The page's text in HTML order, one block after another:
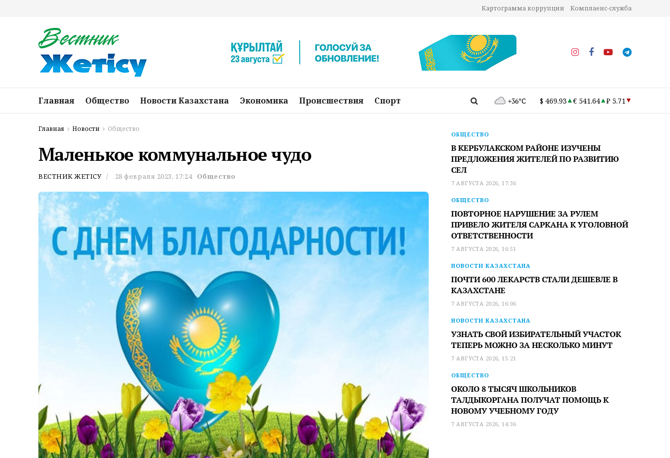
Картограмма коррупции Комплаенс-служба
Главная Общество Новости Казахстана Экономика Происшествия Спорт +36°C $ 469.93 € 541.64 ₽ 5.71
Главная Новости Общество
Маленькое коммунальное чудо
ВЕСТНИК ЖЕТІСУ 28 февраля 2023, 17:24 Общество
ОБЩЕСТВО
В КЕРБУЛАКСКОМ РАЙОНЕ ИЗУЧЕНЫ
ПРЕДЛОЖЕНИЯ ЖИТЕЛЕЙ ПО РАЗВИТИЮ
СЕЛ
7 АВГУСТА 2026, 17:36
ОБЩЕСТВО
ПОВТОРНОЕ НАРУШЕНИЕ ЗА РУЛЕМ
ПРИВЕЛО ЖИТЕЛЯ САРКАНА К УГОЛОВНОЙ
ОТВЕТСТВЕННОСТИ
7 АВГУСТА 2026, 16:51
НОВОСТИ КАЗАХСТАНА
ПОЧТИ 600 ЛЕКАРСТВ СТАЛИ ДЕШЕВЛЕ В
КАЗАХСТАНЕ
7 АВГУСТА 2026, 16:06
НОВОСТИ КАЗАХСТАНА
УЗНАТЬ СВОЙ ИЗБИРАТЕЛЬНЫЙ УЧАСТОК
ТЕПЕРЬ МОЖНО ЗА НЕСКОЛЬКО МИНУТ
7 АВГУСТА 2026, 15:21
ОБЩЕСТВО
ОКОЛО 8 ТЫСЯЧ ШКОЛЬНИКОВ
ТАЛДЫКОРГАНА ПОЛУЧАТ ПОМОЩЬ К
НОВОМУ УЧЕБНОМУ ГОДУ
7 АВГУСТА 2026, 14:36